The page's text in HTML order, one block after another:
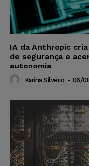
IA da Anthropic
de segurança e
autonomia
Karina Silvério - 06/